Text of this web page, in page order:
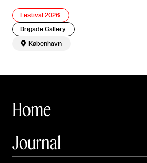
Festival 2026
Brigade Gallery
 København
Home
Journal